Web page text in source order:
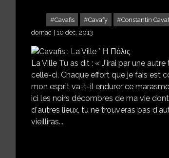
Cavafis Cavafy Constantin
dornac
10 déc. 2013
La Ville Tu as dit : « J'irai par une
celle-ci. Chaque effort que je fais est
mon esprit va-t-il endurer ce
ici les noirs décombres de ma vie
d'autres lieux, tu ne trouveras pas
vieilliras...